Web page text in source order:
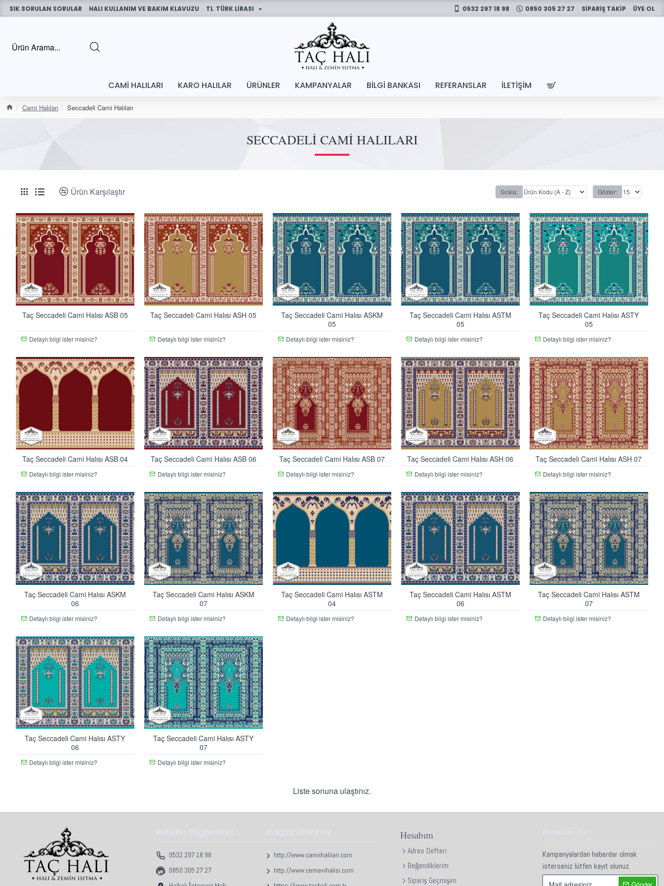
SIK SORULAN SORULAR HALI KULLANIM VE BAKIM KLAVUZU TL TÜRK LIRASI 0532 297 18 98 0850 305 27 27 SİPARİŞ TAKİP ÜYE OL
CAMI HALILARI KARO HALILAR ÜRÜNLER KAMPANYALAR BILGI BANKASI REFERANSLAR İLETIŞIM
Cami Halıları Seccadeli Cami Halıları
SECCADELI CAMI HALILARI
Ürün Karşılaştır Sırala: Göster:
Taç Seccadeli Cami Halısı ASB 05
Detaylı bilgi ister misiniz?
Taç Seccadeli Cami Halısı ASH 05
Detaylı bilgi ister misiniz?
Taç Seccadeli Cami Halısı ASKM
05
Detaylı bilgi ister misiniz?
Taç Seccadeli Cami Halısı ASTM
05
Detaylı bilgi ister misiniz?
Taç Seccadeli Cami Halısı ASTY
05
Detaylı bilgi ister misiniz?
Taç Seccadeli Cami Halısı ASB 04
Detaylı bilgi ister misiniz?
Taç Seccadeli Cami Halısı ASB 06
Detaylı bilgi ister misiniz?
Taç Seccadeli Cami Halısı ASB 07
Detaylı bilgi ister misiniz?
Taç Seccadeli Cami Halısı ASH 06
Detaylı bilgi ister misiniz?
Taç Seccadeli Cami Halısı ASH 07
Detaylı bilgi ister misiniz?
Taç Seccadeli Cami Halısı ASKM
06
Detaylı bilgi ister misiniz?
Taç Seccadeli Cami Halısı ASKM
07
Detaylı bilgi ister misiniz?
Taç Seccadeli Cami Halısı ASTM
04
Detaylı bilgi ister misiniz?
Taç Seccadeli Cami Halısı ASTM
06
Detaylı bilgi ister misiniz?
Taç Seccadeli Cami Halısı ASTM
07
Detaylı bilgi ister misiniz?
Taç Seccadeli Cami Halısı ASTY
06
Detaylı bilgi ister misiniz?
Taç Seccadeli Cami Halısı ASTY
07
Detaylı bilgi ister misiniz?
Liste sonuna ulaştınız.
İletişim Bilgilerimiz
0532 297 18 98
0850 305 27 27
Bağlantılarımız
http://www.camiihalilari.com
http://www.cemevihalisi.com
Hesabım
Adres Defteri
Beğendiklerim
Sipariş Geçmişim
Kampanyalar
Kampanyalardan haberdar olmak
isterseniz lütfen kayıt olunuz.
Gönder